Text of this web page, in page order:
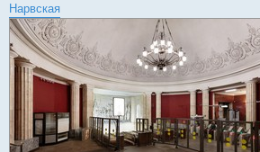
Нарвская